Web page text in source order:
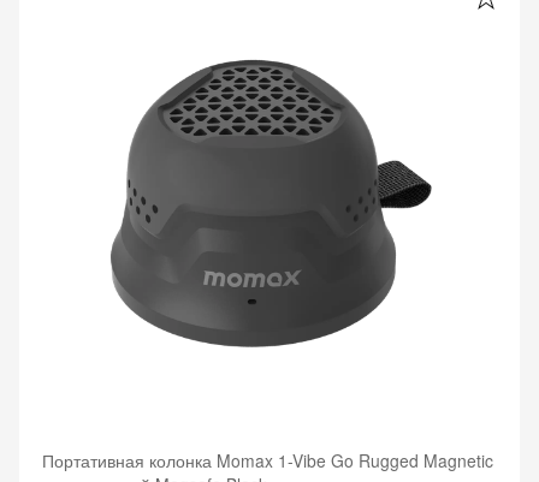
Портативная колонка Momax 1-Vibe Go Rugged Magnetic